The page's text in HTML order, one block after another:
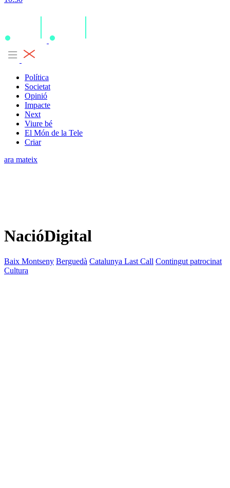
Política
Societat
Opinió
Impacte
Next
Viure bé
El Món de la Tele
Criar
ara mateix
NacióDigital
Baix Montseny Berguedà Catalunya Last Call Contingut patrocinat
Cultura